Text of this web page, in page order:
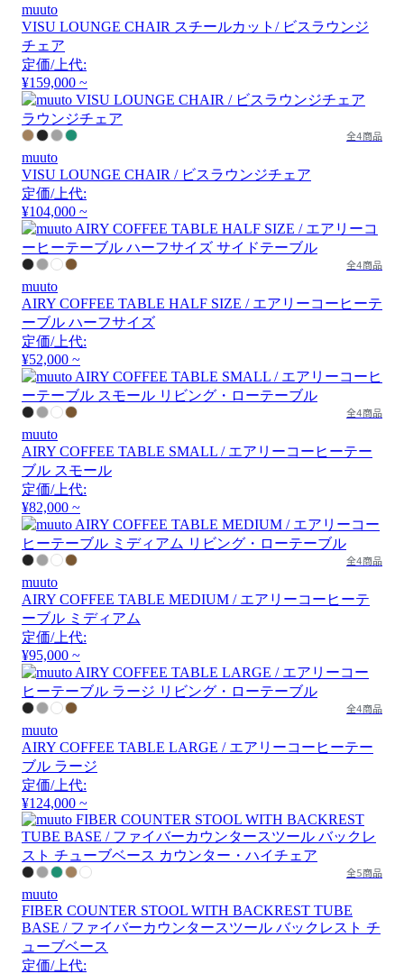
muuto
VISU LOUNGE CHAIR スチールカット/ ビスラウンジ
チェア
定価/上代:
¥159,000 ~
全4商品
muuto
VISU LOUNGE CHAIR / ビスラウンジチェア
定価/上代:
¥104,000 ~
全4商品
muuto
AIRY COFFEE TABLE HALF SIZE / エアリーコーヒーテ
ーブル ハーフサイズ
定価/上代:
¥52,000 ~
全4商品
muuto
AIRY COFFEE TABLE SMALL / エアリーコーヒーテー
ブル スモール
定価/上代:
¥82,000 ~
全4商品
muuto
AIRY COFFEE TABLE MEDIUM / エアリーコーヒーテ
ーブル ミディアム
定価/上代:
¥95,000 ~
全4商品
muuto
AIRY COFFEE TABLE LARGE / エアリーコーヒーテー
ブル ラージ
定価/上代:
¥124,000 ~
全5商品
muuto
FIBER COUNTER STOOL WITH BACKREST TUBE
BASE / ファイバーカウンタースツール バックレスト チ
ューブベース
定価/上代: